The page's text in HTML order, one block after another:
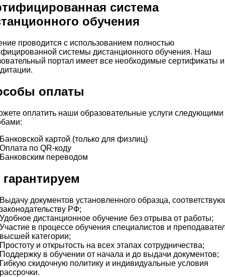
система
обучения
проводится с использованием полностью
системы дистанционного обучения. Наш
портал имеет все необходимые сертификаты и
оплаты
оплатить наши образовательные услуги следующими
картой (только для физлиц)
по QR-коду
переводом
документов установленного образца,
РФ;
дистанционное обучение без отрыва от работы;
в процессе обучения специалистов и
категории;
и открытость на всех этапах сотрудничества;
в обучении от начала и до выдачи документов;
скидочную политику и индивидуальные условия